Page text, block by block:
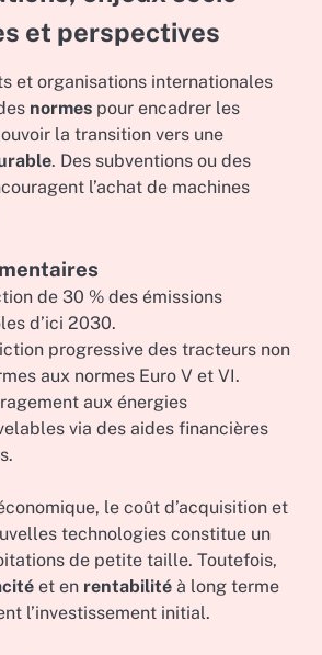
et perspectives
et organisations internationales
normes pour encadrer les
la transition vers une
. Des subventions ou des
l’achat de machines
de 30 % des émissions
d’ici 2030.
progressive des tracteurs non
aux normes Euro V et VI.
aux énergies
via des aides financières
le coût d’acquisition et
technologies constitue un
de petite taille. Toutefois,
et en rentabilité à long terme
l’investissement initial.